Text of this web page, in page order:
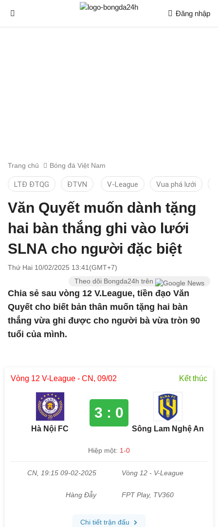
Đăng nhập
Trang chủ Bóng đá Việt Nam
LTĐ ĐTQG ĐTVN V-League Vua phá lưới
Văn Quyết muốn dành tặng
hai bàn thắng ghi vào lưới
SLNA cho người đặc biệt
Thứ Hai 10/02/2025 13:41(GMT+7)
Theo dõi Bongda24h trên
Chia sẻ sau vòng 12 V.League, tiền đạo Văn
Quyết cho biết bản thân muốn tặng hai bàn
thắng vừa ghi được cho người bà vừa tròn 90
tuổi của mình.